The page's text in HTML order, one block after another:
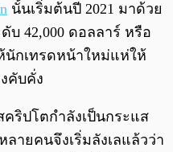
นั้นเริ่มต้นปี 2021 มาด้วย
บ 42,000 ดอลลาร์ หรือ
นักเทรดหน้าใหม่แห่ให้
คับคั่ง
ริปโตกำลังเป็นกระแส
ายคนจึงเริ่มลังเลแล้วว่า